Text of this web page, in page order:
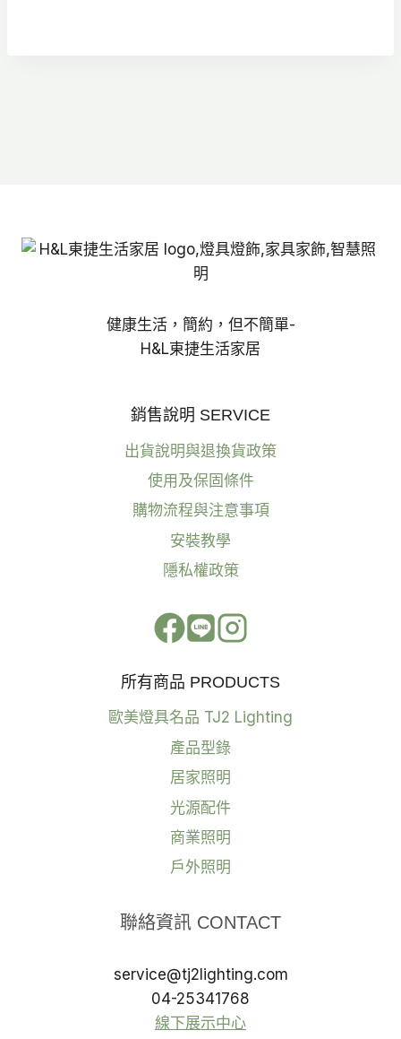
健康生活，簡約，但不簡單-
H&L東捷生活家居
銷售說明 SERVICE
出貨說明與退換貨政策
使用及保固條件
購物流程與注意事項
安裝教學
隱私權政策
所有商品 PRODUCTS
歐美燈具名品 TJ2 Lighting
產品型錄
居家照明
光源配件
商業照明
戶外照明
聯絡資訊 CONTACT
service@tj2lighting.com
04-25341768
線下展示中心